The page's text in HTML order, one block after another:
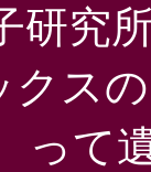
研究
クス
って